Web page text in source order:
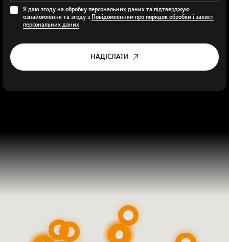
Я даю згоду на обробку персональних даних та підтверджую
ознайомлення та згоду з Повідомленням про порядок обробки і захист
персональних даних
НАДІСЛАТИ